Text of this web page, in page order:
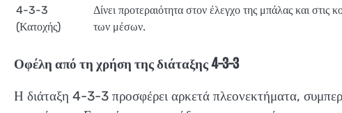
4-3-3
(Κατοχής)
Δίνει προτεραιότητα στον έλεγχο της μπάλας και στις
των μέσων.
Οφέλη από τη χρήση της διάταξης 4-3-3
Η διάταξη 4-3-3 προσφέρει αρκετά πλεονεκτήματα,